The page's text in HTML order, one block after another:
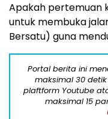
Apakah pertemuan
untuk membuka
Bersatu) guna
Portal berita ini
maksimal 30
plaftform Youtube
maksimal 15